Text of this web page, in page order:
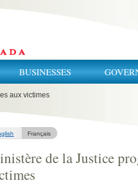
BUSINESSES
aux victimes
Français
de la Justice